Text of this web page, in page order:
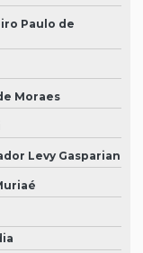
Paulo de
Moraes
Levy Gasparian